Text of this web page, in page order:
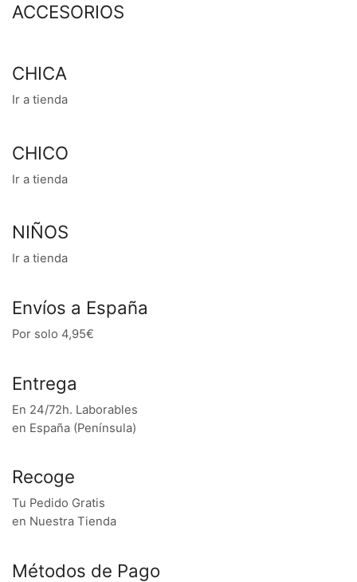
ACCESORIOS
CHICA
Ir a tienda
CHICO
Ir a tienda
NIÑOS
Ir a tienda
Envíos a España
Por solo 4,95€
Entrega
En 24/72h. Laborables
en España (Península)
Recoge
Tu Pedido Gratis
en Nuestra Tienda
Métodos de Pago